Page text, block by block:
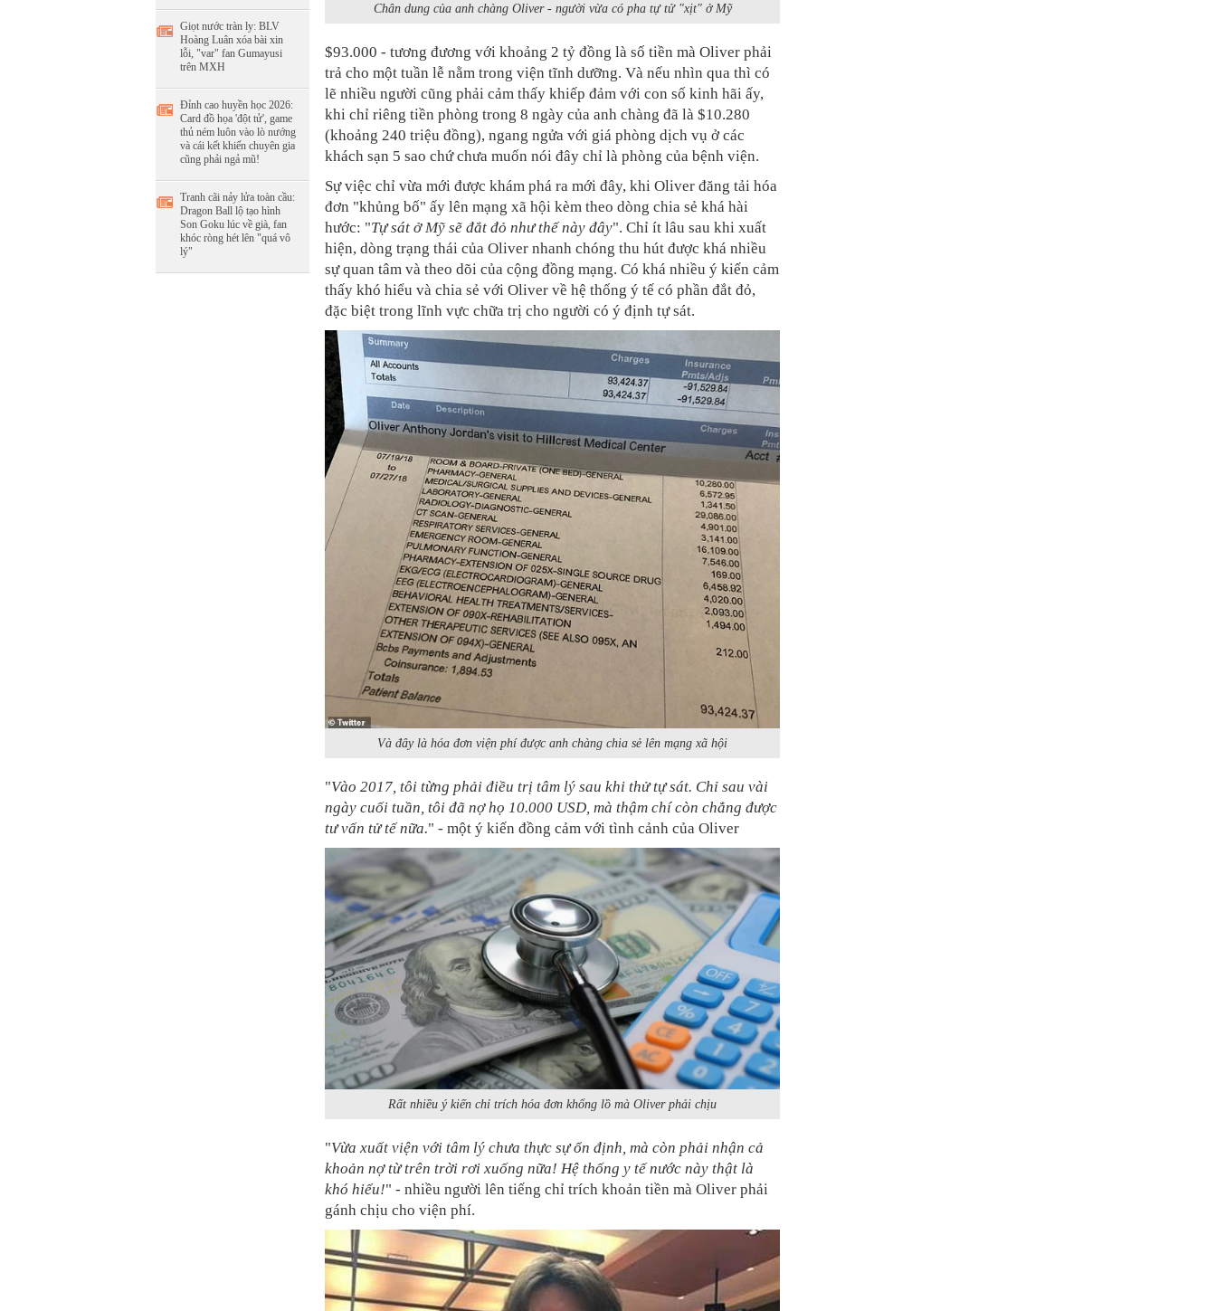
Giọt nước tràn ly: BLV
Hoàng Luân xóa bài xin
lỗi, "var" fan Gumayusi
trên MXH
Đỉnh cao huyền học 2026:
Card đồ họa 'đột tử', game
thủ ném luôn vào lò nướng
và cái kết khiến chuyên gia
cũng phải ngả mũ!
Tranh cãi nảy lửa toàn cầu:
Dragon Ball lộ tạo hình
Son Goku lúc về già, fan
khóc ròng hét lên "quá vô
lý"
Chân dung của anh chàng Oliver - người vừa có pha tự tử "xịt" ở Mỹ
$93.000 - tương đương với khoảng 2 tỷ đồng là số tiền mà Oliver phải
trả cho một tuần lễ nằm trong viện tĩnh dưỡng. Và nếu nhìn qua thì có
lẽ nhiều người cũng phải cảm thấy khiếp đảm với con số kinh hãi ấy,
khi chỉ riêng tiền phòng trong 8 ngày của anh chàng đã là $10.280
(khoảng 240 triệu đồng), ngang ngửa với giá phòng dịch vụ ở các
khách sạn 5 sao chứ chưa muốn nói đây chỉ là phòng của bệnh viện.
Sự việc chỉ vừa mới được khám phá ra mới đây, khi Oliver đăng tải hóa
đơn "khủng bố" ấy lên mạng xã hội kèm theo dòng chia sẻ khá hài
hước: "Tự sát ở Mỹ sẽ đắt đỏ như thế này đây". Chỉ ít lâu sau khi xuất
hiện, dòng trạng thái của Oliver nhanh chóng thu hút được khá nhiều
sự quan tâm và theo dõi của cộng đồng mạng. Có khá nhiều ý kiến cảm
thấy khó hiểu và chia sẻ với Oliver về hệ thống ý tế có phần đắt đỏ,
đặc biệt trong lĩnh vực chữa trị cho người có ý định tự sát.
Và đây là hóa đơn viện phí được anh chàng chia sẻ lên mạng xã hội
"Vào 2017, tôi từng phải điều trị tâm lý sau khi thử tự sát. Chỉ sau vài
ngày cuối tuần, tôi đã nợ họ 10.000 USD, mà thậm chí còn chẳng được
tư vấn tử tế nữa." - một ý kiến đồng cảm với tình cảnh của Oliver
Rất nhiều ý kiến chỉ trích hóa đơn khổng lồ mà Oliver phải chịu
"Vừa xuất viện với tâm lý chưa thực sự ổn định, mà còn phải nhận cả
khoản nợ từ trên trời rơi xuống nữa! Hệ thống y tế nước này thật là
khó hiểu!" - nhiều người lên tiếng chỉ trích khoản tiền mà Oliver phải
gánh chịu cho viện phí.